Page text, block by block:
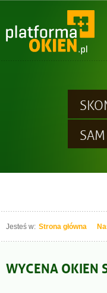
Jesteś w: Strona główna
WYCENA OKIEN